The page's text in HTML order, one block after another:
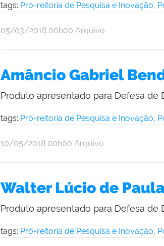
tags: Pró-reitoria de Pesquisa e Inovação,
por
publicado
05/03/2018 00h00 Arquivo
Amâncio Gabriel
Produto apresentado para Defesa de
tags: Pró-reitoria de Pesquisa e Inovação,
por
publicado
10/05/2018 00h00 Arquivo
Walter Lúcio de
Produto apresentado para Defesa de
tags: Pró-reitoria de Pesquisa e Inovação,